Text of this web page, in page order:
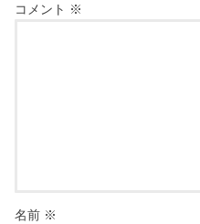
コメント ※
名前 ※